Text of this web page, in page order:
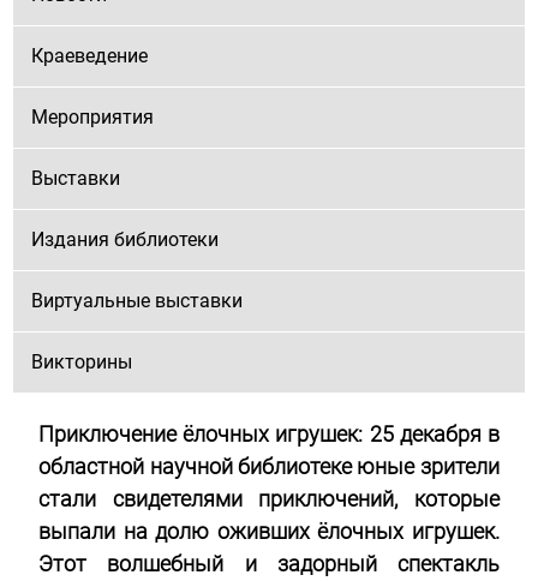
Краеведение
Мероприятия
Выставки
Издания библиотеки
Виртуальные выставки
Викторины
Приключение ёлочных игрушек: 25 декабря в
областной научной библиотеке юные зрители
стали свидетелями приключений, которые
выпали на долю оживших ёлочных игрушек.
Этот волшебный и задорный спектакль